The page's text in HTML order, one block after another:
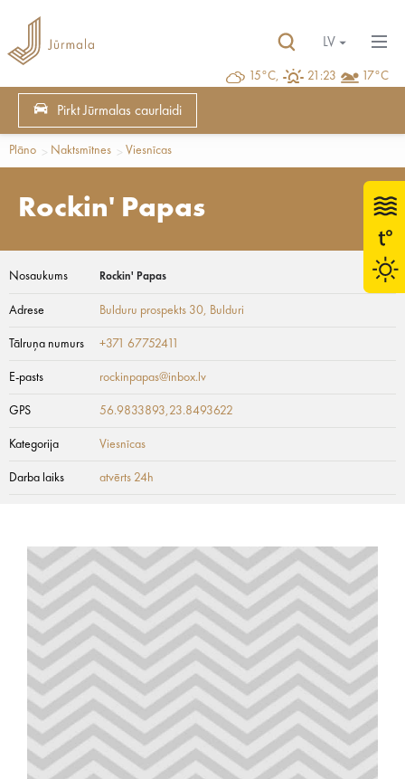
15°C, 21:23 17°C
LV
Pirkt Jūrmalas caurlaidi
Plāno Naktsmītnes Viesnīcas
Rockin' Papas
Nosaukums Rockin' Papas
Adrese Bulduru prospekts 30, Bulduri
Tālruņa numurs +371 67752411
E-pasts rockinpapas@inbox.lv
GPS 56.9833893,23.8493622
Kategorija Viesnīcas
Darba laiks atvērts 24h